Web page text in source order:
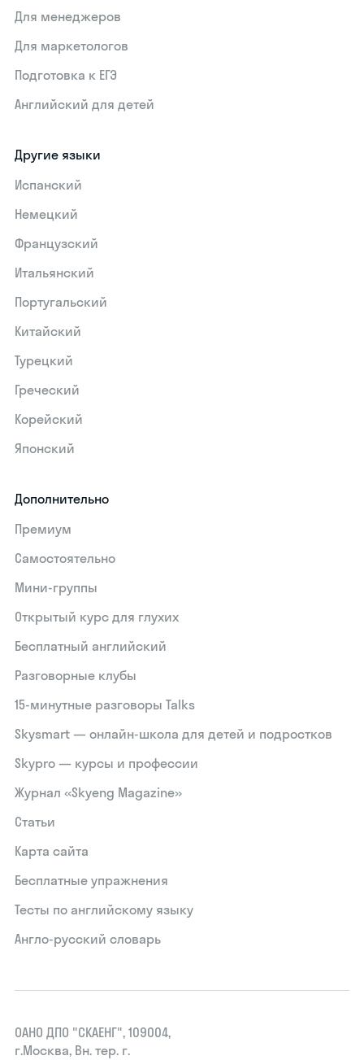
Для менеджеров
Для маркетологов
Подготовка к ЕГЭ
Английский для детей
Другие языки
Испанский
Немецкий
Французский
Итальянский
Португальский
Китайский
Турецкий
Греческий
Корейский
Японский
Дополнительно
Премиум
Самостоятельно
Мини-группы
Открытый курс для глухих
Бесплатный английский
Разговорные клубы
15‑минутные разговоры Talks
Skysmart — онлайн-школа для детей и подростков
Skypro — курсы и профессии
Журнал «Skyeng Magazine»
Статьи
Карта сайта
Бесплатные упражнения
Тесты по английскому языку
Англо-русский словарь
ОАНО ДПО "СКАЕНГ", 109004,
г.Москва, Вн. тер. г.